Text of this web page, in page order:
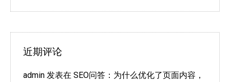
近期评论
admin 发表在 SEO问答：为什么优化了页面内容，